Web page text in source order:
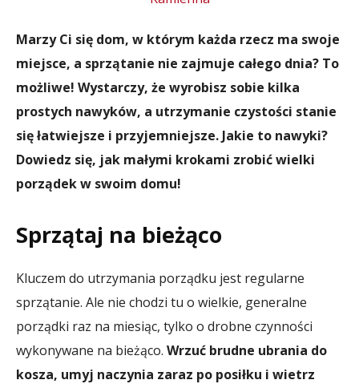
Marzy Ci się dom, w którym każda rzecz ma swoje
miejsce, a sprzątanie nie zajmuje całego dnia? To
możliwe! Wystarczy, że wyrobisz sobie kilka
prostych nawyków, a utrzymanie czystości stanie
się łatwiejsze i przyjemniejsze. Jakie to nawyki?
Dowiedz się, jak małymi krokami zrobić wielki
porządek w swoim domu!
Sprzątaj na bieżąco
Kluczem do utrzymania porządku jest regularne
sprzątanie. Ale nie chodzi tu o wielkie, generalne
porządki raz na miesiąc, tylko o drobne czynności
wykonywane na bieżąco. Wrzuć brudne ubrania do
kosza, umyj naczynia zaraz po posiłku i wietrz